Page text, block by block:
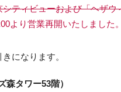
ティビューおよび「ヘザ
より営業再開いたしました。
になります。
森タワー53階）